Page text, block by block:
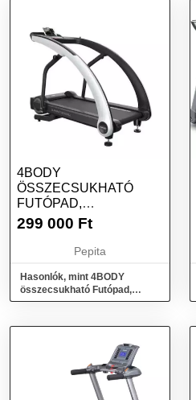
4BODY
ÖSSZECSUKHATÓ
FUTÓPAD,
ELEKTROMOS
BEÁLLÍTÁS, MBHC...
299 000 Ft
Pepita
Hasonlók, mint 4BODY
összecsukható Futópad,
elektromos dölésszög